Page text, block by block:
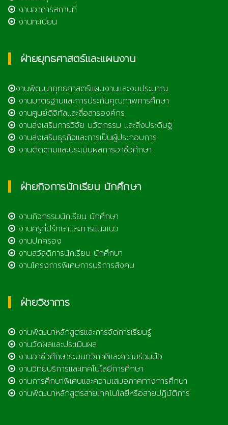
งานอาคารสถานที่
งานทะเบียน
ฝ่ายยุทธศาสตร์และแผนงาน
งานพัฒนายุทธศาสตร์แผนงานและงบประมาณ
งานมาตรฐานและการประกันคุณภาพการศึกษา
งานศูนย์ดิจิทัลและสื่อสารองค์กร
งานส่งเสริมการวิจัย นวัตกรรม และสิ่งประดิษฐ์
งานส่งเสริมธุรกิจและการเป็นผู้ประกอบการ
งานติดตามและประเมินผลการอาชีวศึกษา
ฝ่ายกิจการนักเรียน นักศึกษา
งานกิจกรรมนักเรียน นักศึกษา
งานครูที่ปรึกษาและการแนะแนว
งานปกครอง
งานสวัสดิการนักเรียน นักศึกษา
งานโครงการพิเศษการบริการสังคม
ฝ่ายวิชาการ
งานพัฒนาหลักสูตรและการจัดการเรียนรู้
งานวัดผลและประเมินผล
งานอาชีวศึกษาระบบทวิภาคีและความร่วมมือ
งานวิทยบริการและเทคโนโลยีการศึกษา
งานการศึกษาพิเศษและความเสมอภาคทางการศึกษา
งานพัฒนาหลักสูตรสายเทคโนโลยีหรือสายปฏิบัติการ